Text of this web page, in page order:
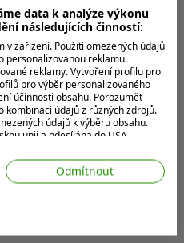
data k analýze výkonu
následujících činností:
zařízení. Použití omezených údajů
personalizovanou reklamu.
reklamy. Vytvoření profilu pro
pro výběr personalizovaného
účinnosti obsahu. Porozumět
údajů z různých zdrojů.
údajů k výběru obsahu.
unii a odesílána do USA.
IAB)
Odmítnout